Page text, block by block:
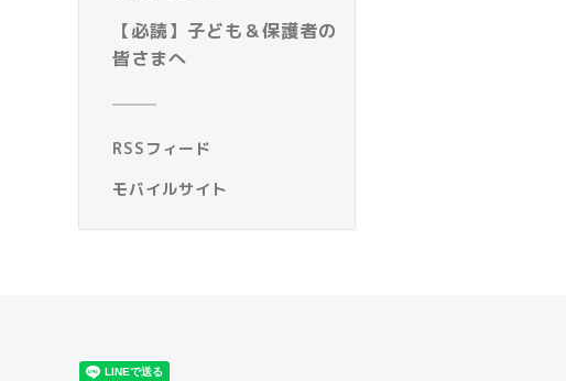
【必読】子ども＆保護者の
皆さまへ
RSSフィード
モバイルサイト